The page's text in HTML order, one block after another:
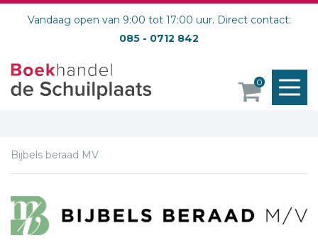
Vandaag open van 9:00 tot 17:00 uur. Direct contact:
085 - 0712 842
0
Bijbels beraad MV